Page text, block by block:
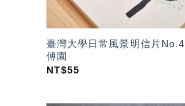
臺灣大學日常風景明信片No.4
傅園
NT$55